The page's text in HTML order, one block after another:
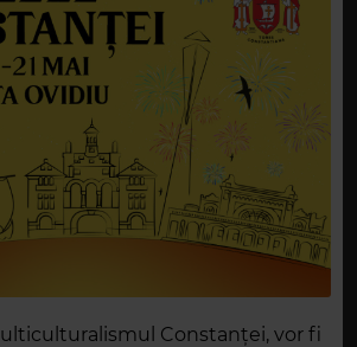
Constanței, vor fi